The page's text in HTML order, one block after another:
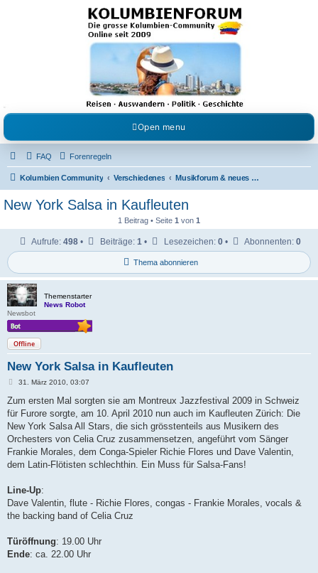
Kolumbienforum - Das
grosse Forum der
Freunde Kolumbiens
Reisen, Auswandern, Kultur, Politik, Geschichte und Visum in Kolumbien und Venezuela.
Austausch, Erfahrungen und Gemeinschaft im Kolumbienforum
Open menu
FAQ Forenregeln
Kolumbien Community Verschiedenes Musikforum & neues aus dem Showgeschäft
New York Salsa in Kaufleuten
1 Beitrag • Seite 1 von 1
Thema abonnieren
Aufrufe: 498 • Beiträge: 1 • Lesezeichen: 0 • Abonnenten: 0
Themenstarter
News Robot
Newsbot
Offline
New York Salsa in Kaufleuten
B
i
r
a
31. März 2010, 03:07
Zum ersten Mal sorgten sie am Montreux Jazzfestival 2009 in Schweiz
für Furore sorgte, am 10. April 2010 nun auch im Kaufleuten Zürich: Die
New York Salsa All Stars, die sich grösstenteils aus Musikern des
Orchesters von Celia Cruz zusammensetzen, angeführt vom Sänger
Frankie Morales, dem Conga-Spieler Richie Flores und Dave Valentin,
dem Latin-Flötisten schlechthin. Ein Muss für Salsa-Fans!
Line-Up:
Dave Valentin, flute - Richie Flores, congas - Frankie Morales, vocals &
the backing band of Celia Cruz
Türöffnung: 19.00 Uhr
Ende: ca. 22.00 Uhr